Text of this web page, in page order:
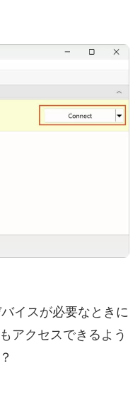
イスが必要なときに
アクセスできるよう